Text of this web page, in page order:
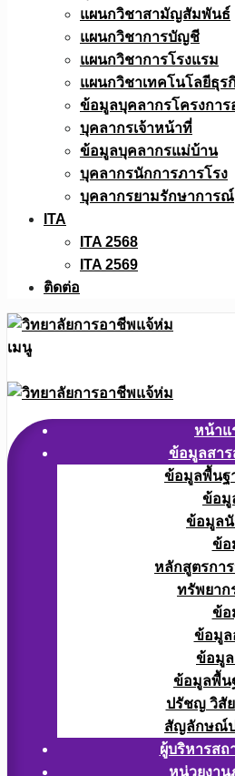
แผนกวิชาสามัญสัมพันธ์
แผนกวิชาการบัญชี
แผนกวิชาการโรงแรม
แผนกวิชาเทคโนโลยีธุร
ข้อมูลบุคลากรโครงการ
บุคลากรเจ้าหน้าที่
ข้อมูลบุคลากรแม่บ้าน
บุคลากรนักการภารโรง
บุคลากรยามรักษาการณ์
ITA
ITA 2568
ITA 2569
ติดต่อ
เมนู
หน้าแ
ข้อมูลสาร
ข้อมูลพื้นฐ
ข้อมู
ข้อมูลนั
ข้อ
หลักสูตรกา
ทรัพยาก
ข้
ข้อมูล
ข้อมูล
ข้อมูลพื้น
ปรัชญ วิสั
สัญลักษณ์ป
ผู้บริหารสถ
หน่วยงาน